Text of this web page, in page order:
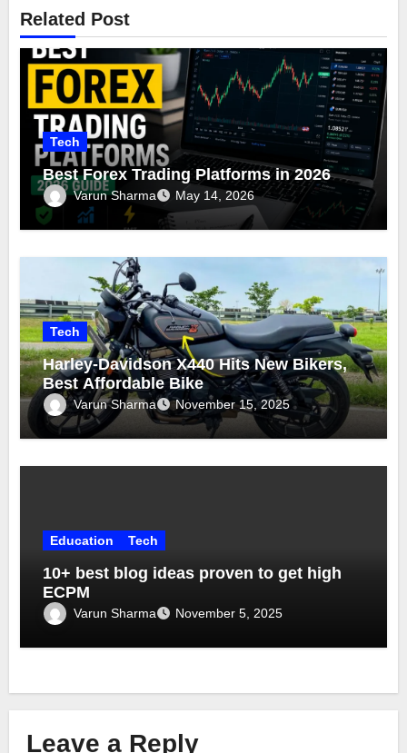
Related Post
Tech
Best Forex Trading Platforms in 2026
Varun Sharma May 14, 2026
Tech
Harley-Davidson X440 Hits New Bikers,
Best Affordable Bike
Varun Sharma November 15, 2025
Education Tech
10+ best blog ideas proven to get high
ECPM
Varun Sharma November 5, 2025
Leave a Reply